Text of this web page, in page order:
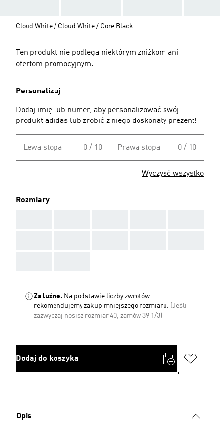
Cloud White / Cloud White / Core Black
Ten produkt nie podlega niektórym zniżkom ani
ofertom promocyjnym.
Personalizuj
Dodaj imię lub numer, aby personalizować swój
produkt adidas lub zrobić z niego doskonały prezent!
Lewa stopa 0 / 10 Prawa stopa 0 / 10
Wyczyść wszystko
Rozmiary
Za luźne. Na podstawie liczby zwrotów
rekomendujemy zakup mniejszego rozmiaru. (Jeśli
zazwyczaj nosisz rozmiar 40, zamów 39 1/3)
Dodaj do koszyka
Opis